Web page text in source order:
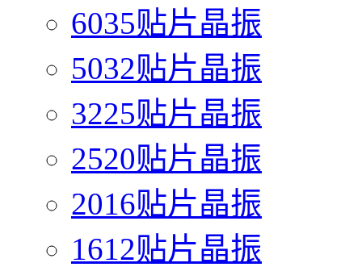
6035贴片晶振
5032贴片晶振
3225贴片晶振
2520贴片晶振
2016贴片晶振
1612贴片晶振